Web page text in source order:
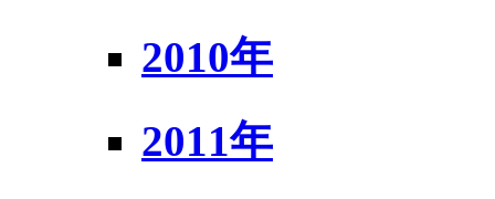
2010年
2011年